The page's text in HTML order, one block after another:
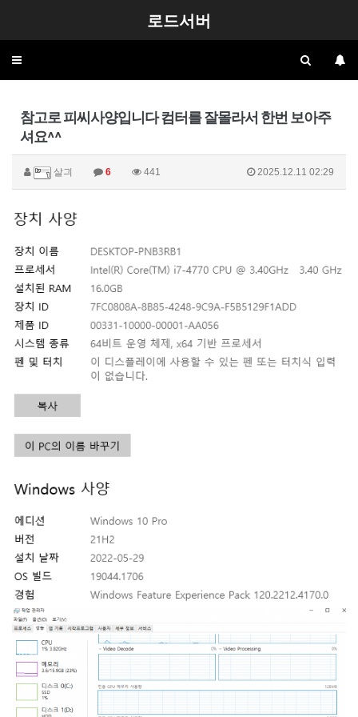
로드서버
Toggle
참고로 피씨사양입니다 컴터를 잘몰라서 한번 보아주
셔요^^
살긔 6 441 2025.12.11 02:29